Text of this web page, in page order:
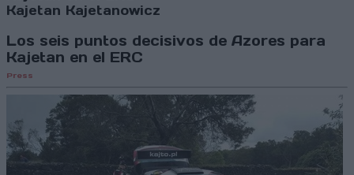
Kajetan Kajetanowicz
Los seis puntos decisivos de Azores para
Kajetan en el ERC
Press